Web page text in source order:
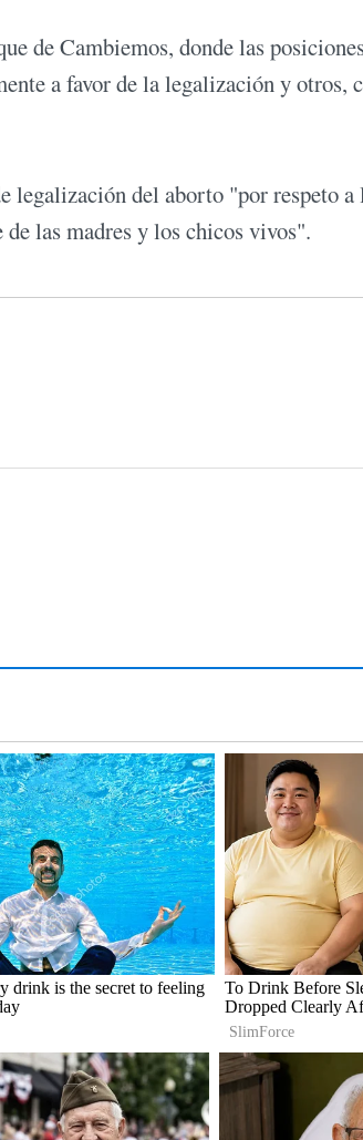
de Cambiemos, donde las
a favor de la legalización y otros,
del aborto "por respeto a
de las madres y los chicos vivos".